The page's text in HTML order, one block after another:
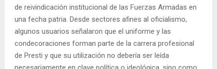
de reivindicación institucional de las Fuerzas Armadas en
una fecha patria. Desde sectores afines al oficialismo,
algunos usuarios señalaron que el uniforme y las
condecoraciones forman parte de la carrera profesional
de Presti y que su utilización no debería ser leída